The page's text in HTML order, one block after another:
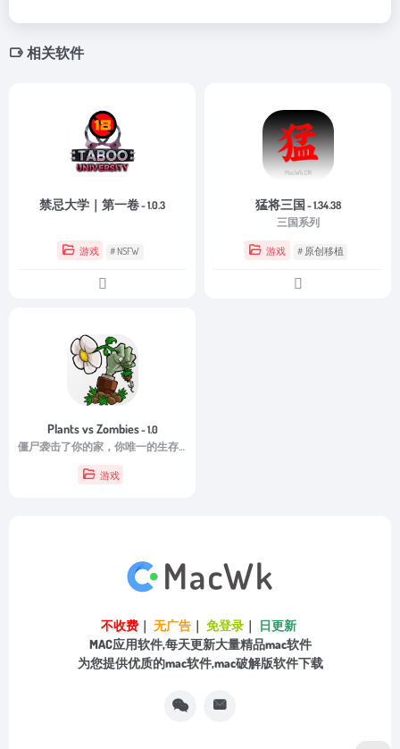
相关软件
禁忌大学｜第一卷- 1.0.3
游戏 # NSFW
猛将三国 - 1.34.38
三国系列
游戏 # 原创移植
Plants vs Zombies- 1.0
僵尸袭击了你的家，你唯一的生存方法就是种植植物库！
游戏
不收费 ｜ 无广告 ｜ 免登录 ｜
日更新
MAC应用软件,每天更新大量精品mac软件
为您提供优质的mac软件,mac破解版软件下载